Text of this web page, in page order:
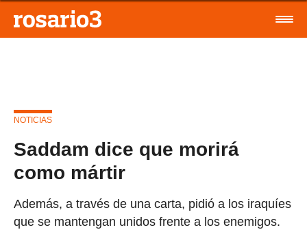
NOTICIAS
Saddam dice que morirá
como mártir
Además, a través de una carta, pidió a los iraquíes
que se mantengan unidos frente a los enemigos.